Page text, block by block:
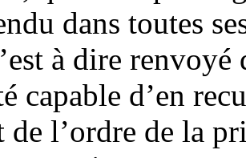
dans toutes
à dire renvoyé
capable d’en
de l’ordre de la